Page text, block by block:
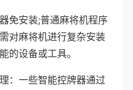
免安装;普通麻将机程序
对麻将机进行复杂安装
的设备或工具。
：一些智能控牌器通过